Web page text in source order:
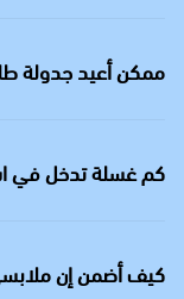
ممكن أعيد جدولة
كم غسلة تدخل في
كيف أضمن إن